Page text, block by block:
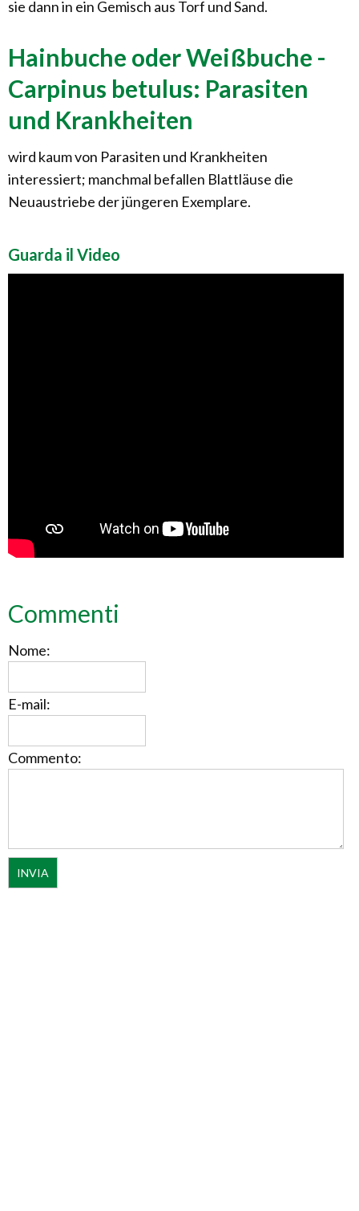
sie dann in ein Gemisch aus Torf und Sand.
Hainbuche oder Weißbuche -
Carpinus betulus: Parasiten
und Krankheiten
wird kaum von Parasiten und Krankheiten
interessiert; manchmal befallen Blattläuse die
Neuaustriebe der jüngeren Exemplare.
Guarda il Video
Commenti
Nome:
E-mail:
Commento: